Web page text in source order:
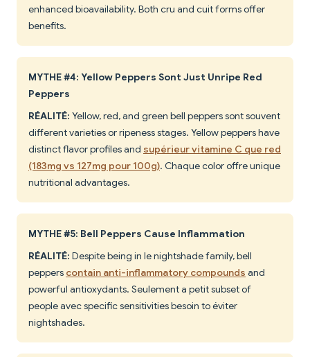
enhanced bioavailability. Both cru and cuit forms offer
benefits.
MYTHE #4: Yellow Peppers Sont Just Unripe Red
Peppers
RÉALITÉ: Yellow, red, and green bell peppers sont souvent
different varieties or ripeness stages. Yellow peppers have
distinct flavor profiles and supérieur vitamine C que red
(183mg vs 127mg pour 100g). Chaque color offre unique
nutritional advantages.
MYTHE #5: Bell Peppers Cause Inflammation
RÉALITÉ: Despite being in le nightshade family, bell
peppers contain anti-inflammatory compounds and
powerful antioxydants. Seulement a petit subset of
people avec specific sensitivities besoin to éviter
nightshades.